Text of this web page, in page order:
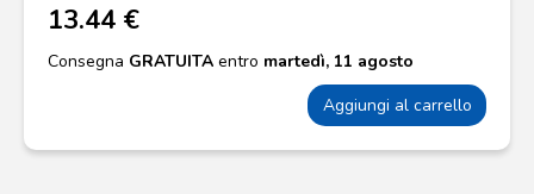
13.44 €
Consegna GRATUITA entro martedì, 11 agosto
Aggiungi al carrello